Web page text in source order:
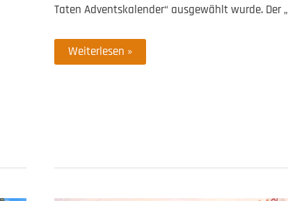
Taten Adventskalender“ ausgewählt wurde. Der
Childaid
Network
Weiterlesen »